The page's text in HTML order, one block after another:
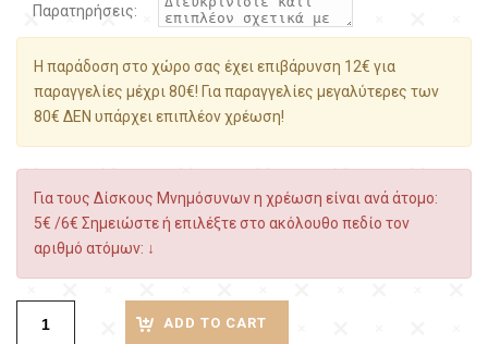
Παρατηρήσεις:
Η παράδοση στο χώρο σας έχει επιβάρυνση 12€ για
παραγγελίες μέχρι 80€! Για παραγγελίες μεγαλύτερες των
80€ ΔΕΝ υπάρχει επιπλέον χρέωση!
Για τους Δίσκους Μνημόσυνων η χρέωση είναι ανά άτομο:
5€ /6€ Σημειώστε ή επιλέξτε στο ακόλουθο πεδίο τον
αριθμό ατόμων: ↓
ADD TO CART